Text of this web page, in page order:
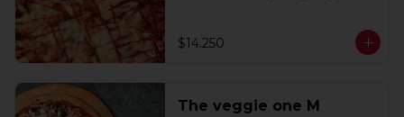
$14.250
The veggie one M